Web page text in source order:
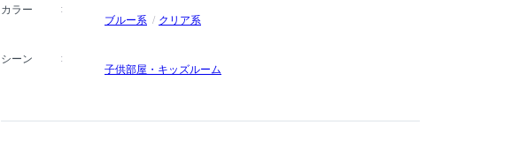
カラー
ブルー系
クリア系
シーン
子供部屋・キッズルーム